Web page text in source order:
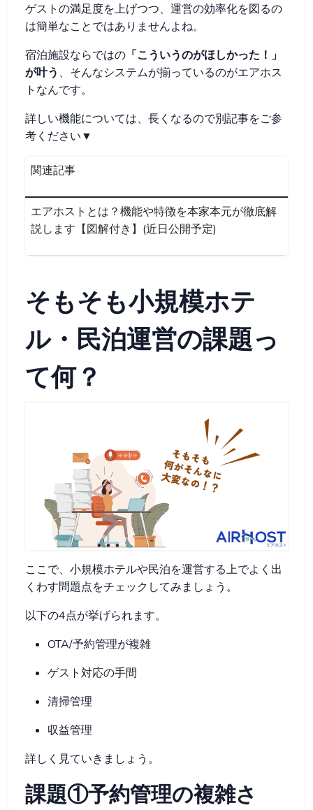
ゲストの満足度を上げつつ、運営の効率化を図るの
は簡単なことではありませんよね。
宿泊施設ならではの 「こういうのがほしかった！」
が叶う 、そんなシステムが揃っているのがエアホス
トなんです。
詳しい機能については、長くなるので別記事をご参
考ください▼
関連記事
エアホストとは？機能や特徴を本家本元が徹底解
説します【図解付き】(近日公開予定)
そもそも小規模ホテ
ル・民泊運営の課題っ
て何？
ここで、小規模ホテルや民泊を運営する上でよく出
くわす問題点をチェックしてみましょう。
以下の4点が挙げられます。
OTA/予約管理が複雑
ゲスト対応の手間
清掃管理
収益管理
詳しく見ていきましょう。
課題①予約管理の複雑さ